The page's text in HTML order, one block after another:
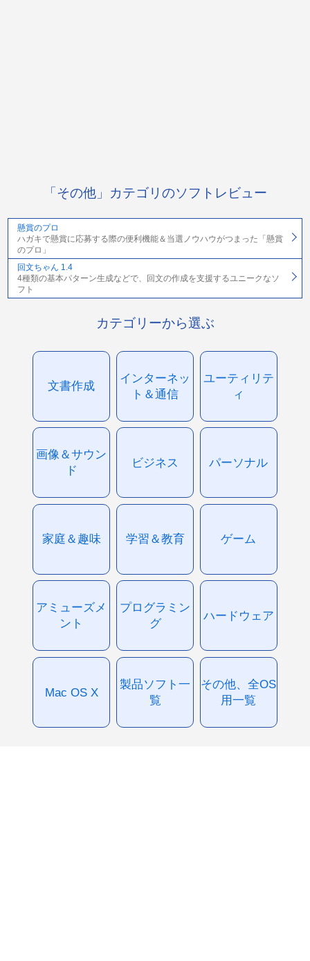
「その他」カテゴリのソフトレビュー
懸賞のプロ
ハガキで懸賞に応募する際の便利機能＆当選ノウハウがつまった「懸賞
のプロ」
回文ちゃん 1.4
4種類の基本パターン生成などで、回文の作成を支援するユニークなソ
フト
カテゴリーから選ぶ
文書作成
インターネッ
ト＆通信
ユーティリテ
ィ
画像＆サウン
ド
ビジネス パーソナル
家庭＆趣味 学習＆教育 ゲーム
アミューズメ
ント
プログラミン
グ
ハードウェア
Mac OS X
製品ソフト一
覧
その他、全OS
用一覧